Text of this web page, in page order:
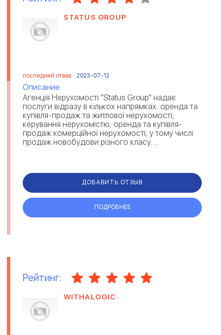
STATUS GROUP
последний отзыв: 2023-07-12
Описание
Агенція Нерухомості "Status Group" надає
послуги відразу в кількох напрямках: оренда та
купівля-продаж та житлової нерухомості;
керування нерухомістю; оренда та купівля-
продаж комерційної нерухомості; у тому числі
продаж новобудови різного класу....
ДОБАВИТЬ ОТЗЫВ
ПОДРОБНЕЕ
Рейтинг:
WITHALOGIC